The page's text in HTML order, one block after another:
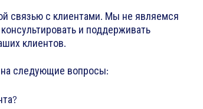
связью с клиентами. Мы не являемся
и поддерживать
клиентов.
следующие вопросы: